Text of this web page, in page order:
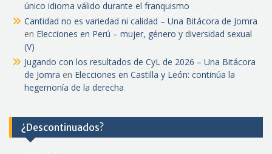
único idioma válido durante el franquismo
Cantidad no es variedad ni calidad – Una Bitácora de Jomra
en Elecciones en Perú – mujer, género y diversidad sexual
(V)
Jugando con los resultados de CyL de 2026 – Una Bitácora
de Jomra en Elecciones en Castilla y León: continúa la
hegemonía de la derecha
¿Descontinuados?